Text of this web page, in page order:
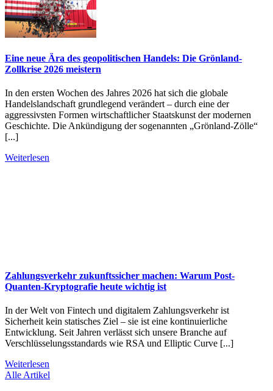
Eine neue Ära des geopolitischen Handels: Die Grönland-
Zollkrise 2026 meistern
In den ersten Wochen des Jahres 2026 hat sich die globale
Handelslandschaft grundlegend verändert – durch eine der
aggressivsten Formen wirtschaftlicher Staatskunst der modernen
Geschichte. Die Ankündigung der sogenannten „Grönland-Zölle“
[...]
Weiterlesen
Zahlungsverkehr zukunftssicher machen: Warum Post-
Quanten-Kryptografie heute wichtig ist
In der Welt von Fintech und digitalem Zahlungsverkehr ist
Sicherheit kein statisches Ziel – sie ist eine kontinuierliche
Entwicklung. Seit Jahren verlässt sich unsere Branche auf
Verschlüsselungsstandards wie RSA und Elliptic Curve [...]
Weiterlesen
Alle Artikel